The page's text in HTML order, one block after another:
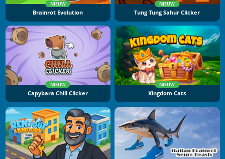
NIEUW
Brainrot Evolution
NIEUW
Tung Tung Sahur Clicker
NIEUW
Capybara Chill Clicker
NIEUW
Kingdom Cats